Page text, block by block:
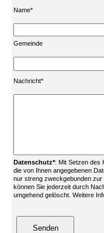
Name*
Gemeinde
Nachricht*
Datenschutz*: Mit Setzen des
die von Ihnen angegebenen
nur streng zweckgebunden zur
können Sie jederzeit durch
umgehend gelöscht. Weitere